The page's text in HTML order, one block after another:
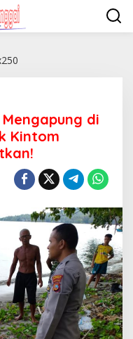
Mengapung di
Kintom